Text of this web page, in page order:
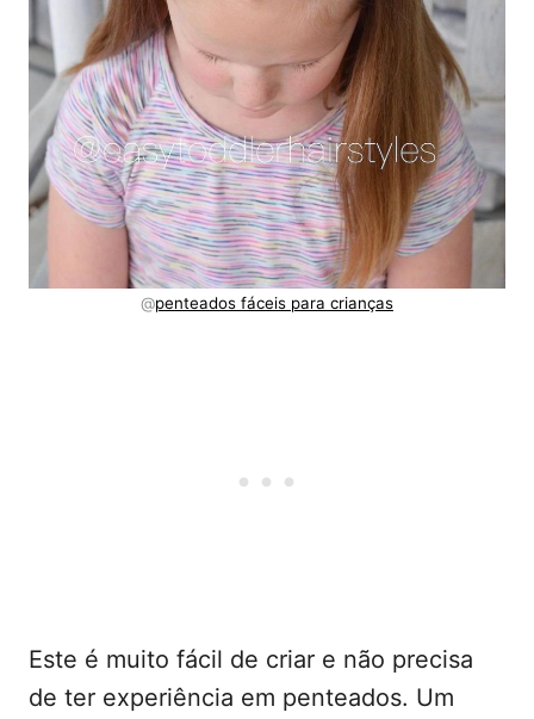
@penteados fáceis para crianças
Este é muito fácil de criar e não precisa
de ter experiência em penteados. Um